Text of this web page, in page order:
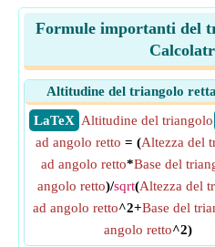
Formule importanti del
Altitudine del triangolo
​ LaTeX Altitudine del triangolo
ad angolo retto = (Altezza del
ad angolo retto*Base del
angolo retto)/sqrt(Altezza del
ad angolo retto^2+Base del
angolo retto^2)